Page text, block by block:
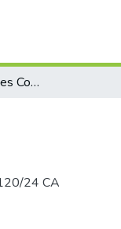
F2-003-2025 - Bases Convocatoria Becas 2025
24 CA